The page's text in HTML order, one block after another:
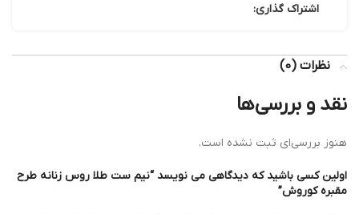
اشتراک گذاری:
نظرات (0)
نقد و بررسی‌ها
هنوز بررسی‌ای ثبت نشده است.
اولین کسی باشید که دیدگاهی می نویسد “نیم ست طلا روس زنانه طرح
مقبره کوروش”